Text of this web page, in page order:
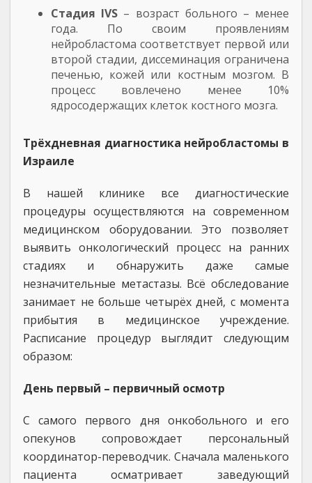
Стадия IVS – возраст больного – менее
года. По своим проявлениям
нейробластома соответствует первой или
второй стадии, диссеминация ограничена
печенью, кожей или костным мозгом. В
процесс вовлечено менее 10%
ядросодержащих клеток костного мозга.
Трёхдневная диагностика нейробластомы в
Израиле
В нашей клинике все диагностические
процедуры осуществляются на современном
медицинском оборудовании. Это позволяет
выявить онкологический процесс на ранних
стадиях и обнаружить даже самые
незначительные метастазы. Всё обследование
занимает не больше четырёх дней, с момента
прибытия в медицинское учреждение.
Расписание процедур выглядит следующим
образом:
День первый – первичный осмотр
С самого первого дня онкобольного и его
опекунов сопровождает персональный
координатор-переводчик. Сначала маленького
пациента осматривает заведующий